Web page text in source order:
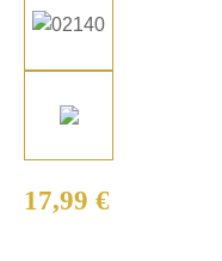
Regulärer Preis:
17,99 €